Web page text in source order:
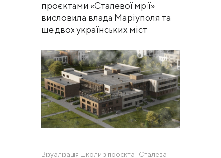
проєктами «Сталевої мрії»
висловила влада Маріуполя та
ще двох українських міст.
Візуалізація школи з проєкта "Сталева